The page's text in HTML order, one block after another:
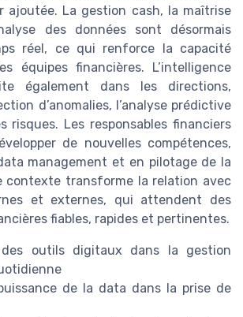
ajoutée. La gestion cash, la maîtrise
des données sont désormais
réel, ce qui renforce la capacité
équipes financières. L’intelligence
également dans les directions,
d’anomalies, l’analyse prédictive
risques. Les responsables financiers
de nouvelles compétences,
management et en pilotage de la
contexte transforme la relation avec
et externes, qui attendent des
fiables, rapides et pertinentes.
outils digitaux dans la gestion
de la data dans la prise de